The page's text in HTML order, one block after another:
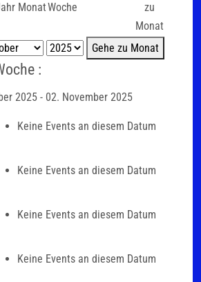
MonatWoche
zu
Monat
Gehe zu Monat
:
2025 - 02. November 2025
Keine Events an diesem Datum
Keine Events an diesem Datum
Keine Events an diesem Datum
Keine Events an diesem Datum